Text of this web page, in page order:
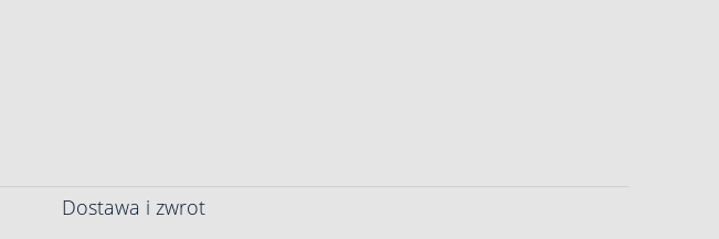
Dostawa i zwrot